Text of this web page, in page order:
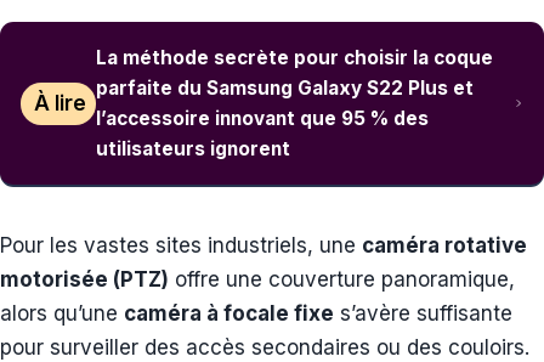
À lire
La méthode secrète pour choisir la coque
parfaite du Samsung Galaxy S22 Plus et
l’accessoire innovant que 95 % des
utilisateurs ignorent
Pour les vastes sites industriels, une caméra rotative
motorisée (PTZ) offre une couverture panoramique,
alors qu’une caméra à focale fixe s’avère suffisante
pour surveiller des accès secondaires ou des couloirs.